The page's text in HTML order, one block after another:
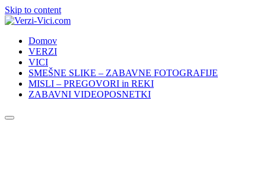
Skip to content
Domov
VERZI
VICI
SMEŠNE SLIKE – ZABAVNE FOTOGRAFIJE
MISLI – PREGOVORI in REKI
ZABAVNI VIDEOPOSNETKI